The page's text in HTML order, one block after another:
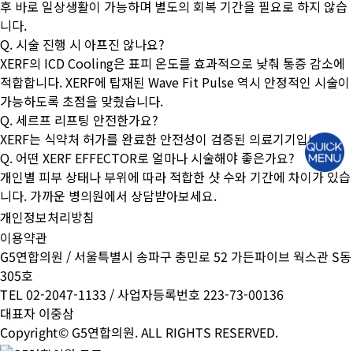
후 바로 일상생활이 가능하며 별도의 회복 기간을 필요로 하지 않습
니다.
Q. 시술 진행 시 아프진 않나요?
XERF의 ICD Cooling은 표피 온도를 효과적으로 낮춰 통증 감소에
적합합니다. XERF에 탑재된 Wave Fit Pulse 역시 안정적인 시술이
가능하도록 초점을 맞췄습니다.
Q. 세르프 리프팅 안전한가요?
XERF는 식약처 허가를 완료한 안전성이 검증된 의료기기입니다.
Q. 어떤 XERF EFFECTOR로 얼마나 시술해야 좋은가요?
개인별 피부 상태나 부위에 따라 적합한 샷 수와 기간에 차이가 있습
니다. 가까운 병의원에서 상담받아보세요.
개인정보처리방침
이용약관
G5연합의원 / 서울특별시 송파구 충민로 52 가든파이브 웍스관 S동
305호
TEL 02-2047-1133 / 사업자등록번호 223-73-00136
대표자 이중삼
Copyright© G5연합의원. ALL RIGHTS RESERVED.